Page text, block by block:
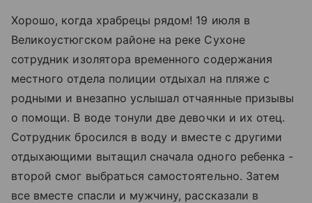
Хорошо, когда храбрецы рядом! 19 июля в
Великоустюгском районе на реке Сухоне
сотрудник изолятора временного содержания
местного отдела полиции отдыхал на пляже с
родными и внезапно услышал отчаянные призывы
о помощи. В воде тонули две девочки и их отец.
Сотрудник бросился в воду и вместе с другими
отдыхающими вытащил сначала одного ребенка -
второй смог выбраться самостоятельно. Затем
все вместе спасли и мужчину, рассказали в